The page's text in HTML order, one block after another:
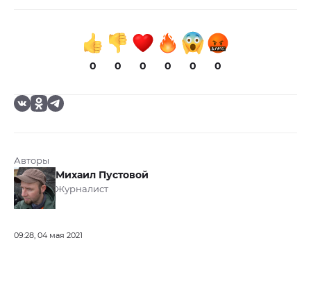
0 0 0 0 0 0
Авторы
Михаил Пустовой
Журналист
09:28, 04 мая 2021